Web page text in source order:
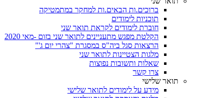
ברוכים.ות הבאים.ות למחקר במתמטיקה
תוכניות לימודים
חוברת לימודים לקראת תואר שני
הקלטת מפגש מתעניינים לתואר שני בזום -מאי 2020
הרצאות סגל ביה"ס במסגרת "צהרי יום ג'"
מלגות הצטיינות לתואר שני
שאלות ותשובות נפוצות
צרו קשר
תואר שלישי
מידע על לימודים לתואר שלישי